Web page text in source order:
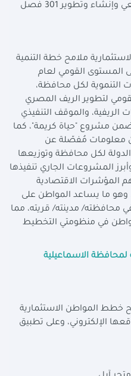
خدمات التعليم قبل الجامعي وإنشاء وتطوير 301 فصل
ملامح خطة التنمية
المستوى القومي لعام
التنموية لكل محافظة،
لتطوير الريف المصري
الريفية، والموقف التنفيذي
ضمن مشروع "حياة كريمة"، كما
معلومات مُفصّلة عن
لكل محافظة وتوزيعها
المشروعات الجاري تنفيذها
المؤشرات الاقتصادية
وهو ما يساعد المواطن على
محافظته/ مدينته/ قريته، مما
في منظومتي التخطيط
لمحافظة الاسماعيلية
خطط المواطن الاستثمارية
الإلكتروني، وعلى تطبيق